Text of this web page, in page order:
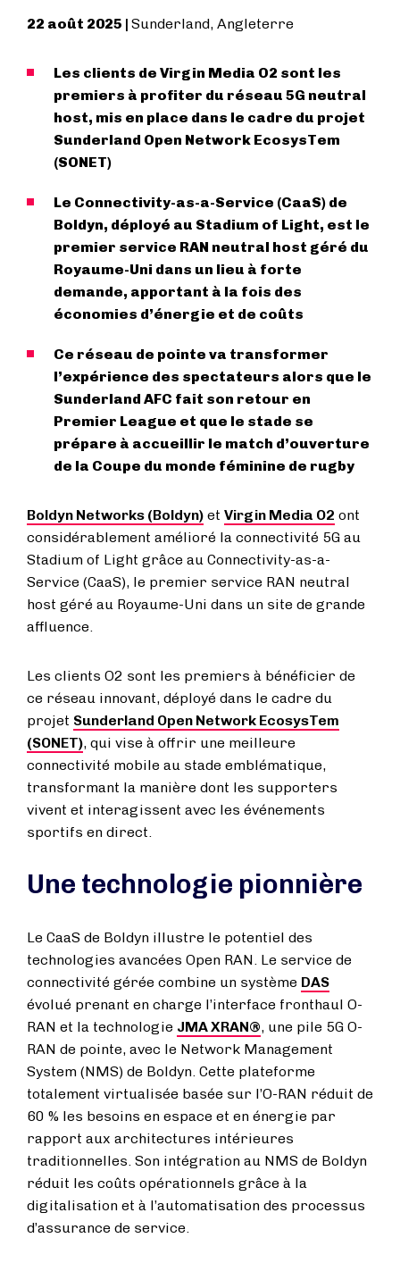
22 août 2025 | Sunderland, Angleterre
Les clients de Virgin Media O2 sont les
premiers à profiter du réseau 5G neutral
host, mis en place dans le cadre du projet
Sunderland Open Network EcosysTem
(SONET)
Le Connectivity-as-a-Service (CaaS) de
Boldyn, déployé au Stadium of Light, est le
premier service RAN neutral host géré du
Royaume-Uni dans un lieu à forte
demande, apportant à la fois des
économies d’énergie et de coûts
Ce réseau de pointe va transformer
l’expérience des spectateurs alors que le
Sunderland AFC fait son retour en
Premier League et que le stade se
prépare à accueillir le match d’ouverture
de la Coupe du monde féminine de rugby
Boldyn Networks (Boldyn) et Virgin Media O2 ont
considérablement amélioré la connectivité 5G au
Stadium of Light grâce au Connectivity-as-a-
Service (CaaS), le premier service RAN neutral
host géré au Royaume-Uni dans un site de grande
affluence.
Les clients O2 sont les premiers à bénéficier de
ce réseau innovant, déployé dans le cadre du
projet Sunderland Open Network EcosysTem
(SONET), qui vise à offrir une meilleure
connectivité mobile au stade emblématique,
transformant la manière dont les supporters
vivent et interagissent avec les événements
sportifs en direct.
Une technologie pionnière
Le CaaS de Boldyn illustre le potentiel des
technologies avancées Open RAN. Le service de
connectivité gérée combine un système DAS
évolué prenant en charge l’interface fronthaul O-
RAN et la technologie JMA XRAN®, une pile 5G O-
RAN de pointe, avec le Network Management
System (NMS) de Boldyn. Cette plateforme
totalement virtualisée basée sur l’O-RAN réduit de
60 % les besoins en espace et en énergie par
rapport aux architectures intérieures
traditionnelles. Son intégration au NMS de Boldyn
réduit les coûts opérationnels grâce à la
digitalisation et à l’automatisation des processus
d’assurance de service.